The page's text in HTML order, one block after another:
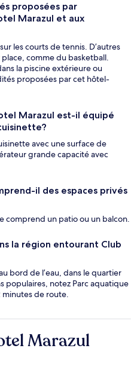
proposées par
Marazul et aux
les courts de tennis. D’autres
comme du basketball.
la piscine extérieure ou
proposées par cet hôtel-
Marazul est-il équipé
avec une surface de
grande capacité avec
il des espaces privés
comprend un patio ou un balcon.
la région entourant Club
bord de l’eau, dans le quartier
populaires, notez Parc aquatique
minutes de route.
Marazul